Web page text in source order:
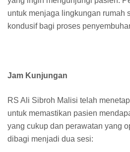
untuk menjaga lingkungan rumah
kondusif bagi proses
Jam Kunjungan
RS Ali Sibroh Malisi telah
untuk memastikan pasien
yang cukup dan perawatan yang
dibagi menjadi dua sesi: